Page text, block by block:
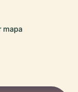
mapa